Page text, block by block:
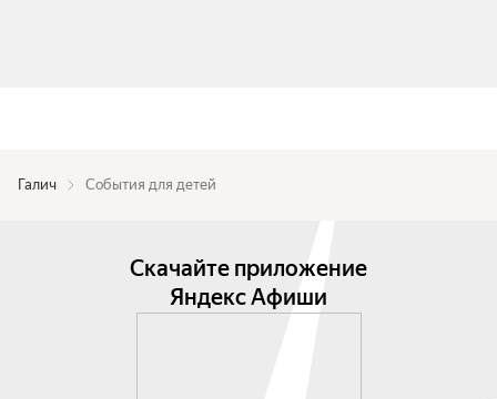
Галич События для детей
Скачайте приложение
Яндекс Афиши